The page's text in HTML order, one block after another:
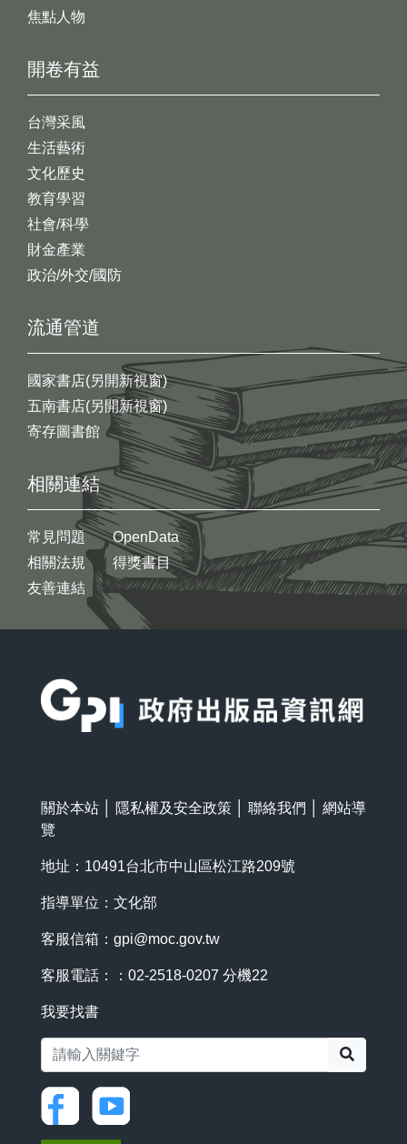
開卷有益
台灣采風
生活藝術
文化歷史
教育學習
社會/科學
財金產業
政治/外交/國防
焦點人物
流通管道
國家書店(另開新視窗)
五南書店(另開新視窗)
寄存圖書館
相關連結
常見問題
相關法規
友善連結
OpenData
得獎書目
關於本站 隱私權及安全政策 聯絡我們
網站導
覽
地址：10491台北市中山區松江路209號
指導單位：文化部
客服信箱： gpi@moc.gov.tw
客服電話：：02-2518-0207 分機22
我要找書